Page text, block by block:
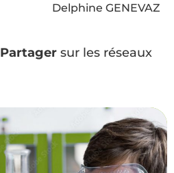
Delphine GENEVAZ
Partagersur les réseaux